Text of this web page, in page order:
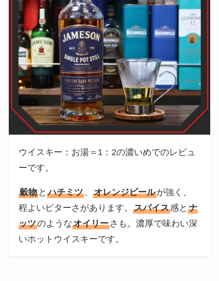
ウイスキー：お湯＝1：2の濃いめでのレビュ
ーです。
穀物 とハチミツ、オレンジピールが強く、
程よいビターさがあります。スパイス感とナ
ッツのようなオイリーさも。濃厚で味わい深
いホットウイスキーです。